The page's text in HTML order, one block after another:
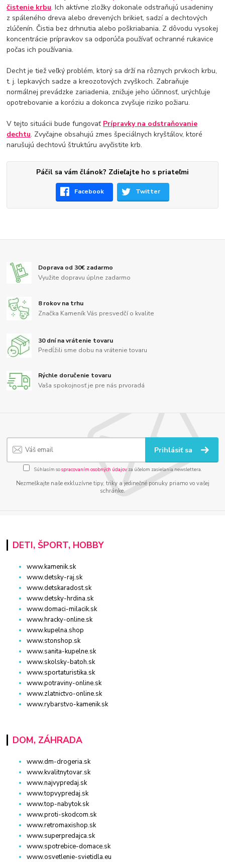
čistenie krbu. Ich aktívne zložky dokonale odstraňujú usadeniny
z spáleného dreva alebo drevených brikiet, sadzí a dechtových
zlúčenín. Čistia bez drhnutia alebo poškriabania. Z dôvodu vysokej
koncentrácie prípravkov sa odporúča používať ochranné rukavice
počas ich používania.
Decht je tiež veľký problém, ktorý sa drží na rôznych prvkoch krbu,
t. j. lepkavých sadze a kreozotových zvyškoch. Zabraňuje
normálnej prevádzke zariadenia, znižuje jeho účinnosť, urýchľuje
opotrebovanie a koróziu a dokonca zvyšuje riziko požiaru.
V tejto situácii bude fungovať Prípravky na odstraňovanie
dechtu. Zvyčajne obsahujú zmes špeciálnych kryštálov, ktoré
narušujú dechtovú štruktúru avyčistite krb.
Páčil sa vám článok? Zdieľajte ho s priateľmi
Facebook Twitter
Doprava od 30€ zadarmo
Využite dopravu úplne zadarmo
8 rokov na trhu
Značka Kameník Vás presvedčí o kvalite
30 dní na vrátenie tovaru
Predĺžili sme dobu na vrátenie tovaru
Rýchle doručenie tovaru
Vaša spokojnosť je pre nás prvoradá
Prihlásiť sa
Súhlasím sospracovaním osobných údajov za účelom zasielania newslettera.
Nezmeškajte naše exkluzívne tipy, triky a jedinečné ponuky priamo vo vašej
schránke.
DETI, ŠPORT, HOBBY
www.kamenik.sk
www.detsky-raj.sk
www.detskaradost.sk
www.detsky-hrdina.sk
www.domaci-milacik.sk
www.hracky-online.sk
www.kupelna.shop
www.stonshop.sk
www.sanita-kupelne.sk
www.skolsky-batoh.sk
www.sportaturistika.sk
www.potraviny-online.sk
www.zlatnictvo-online.sk
www.rybarstvo-kamenik.sk
DOM, ZÁHRADA
www.dm-drogeria.sk
www.kvalitnytovar.sk
www.najvypredaj.sk
www.topvypredaj.sk
www.top-nabytok.sk
www.proti-skodcom.sk
www.retromaxishop.sk
www.superpredajca.sk
www.spotrebice-domace.sk
www.osvetlenie-svietidla.eu